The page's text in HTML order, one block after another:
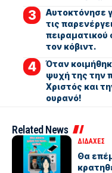
Αυτοκτόνησε
τις
πειραματικού
τον κόβιντ.
Όταν
ψυχή της την
Χριστός και
ουρανό!
Related News
ΔΙΔΑΧΕΣ
Θα